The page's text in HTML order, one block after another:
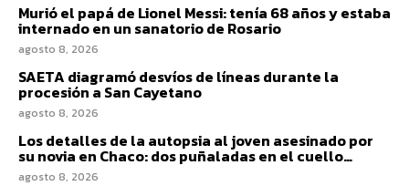
Murió el papá de Lionel Messi: tenía 68 años y estaba
internado en un sanatorio de Rosario
agosto 8, 2026
SAETA diagramó desvíos de líneas durante la
procesión a San Cayetano
agosto 8, 2026
Los detalles de la autopsia al joven asesinado por
su novia en Chaco: dos puñaladas en el cuello…
agosto 8, 2026